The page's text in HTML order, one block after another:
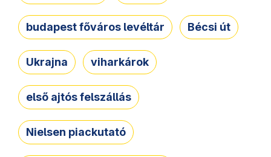
budapest főváros levéltár Bécsi út
Ukrajna viharkárok
első ajtós felszállás
Nielsen piackutató